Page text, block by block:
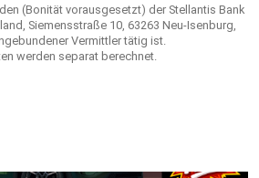
(Bonität vorausgesetzt) der Stellantis Bank
Siemensstraße 10, 63263 Neu-Isenburg,
Vermittler tätig ist.
werden separat berechnet.